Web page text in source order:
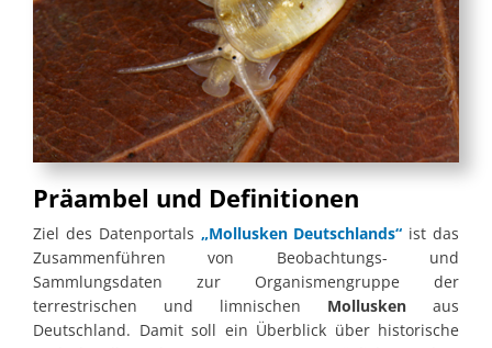
Präambel und Definitionen
Ziel des Datenportals „Mollusken Deutschlands“ ist das
Zusammenführen von Beobachtungs- und
Sammlungsdaten zur Organismengruppe der
terrestrischen und limnischen Mollusken aus
Deutschland. Damit soll ein Überblick über historische